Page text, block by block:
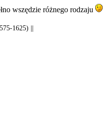
wszędzie różnego rodzaju
1625) ||